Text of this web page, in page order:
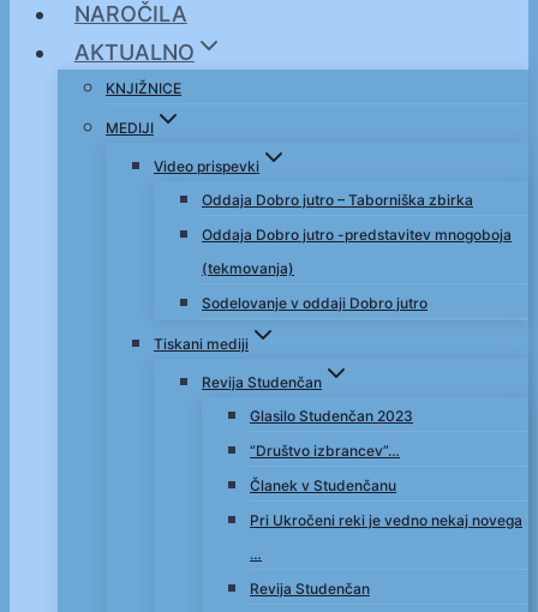
NAROČILA
AKTUALNO
KNJIŽNICE
MEDIJI
Video prispevki
Oddaja Dobro jutro – Taborniška zbirka
Oddaja Dobro jutro -predstavitev mnogoboja
(tekmovanja)
Sodelovanje v oddaji Dobro jutro
Tiskani mediji
Revija Studenčan
Glasilo Studenčan 2023
“Društvo izbrancev”…
Članek v Studenčanu
Pri Ukročeni reki je vedno nekaj novega
…
Revija Studenčan